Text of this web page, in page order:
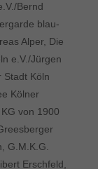
Bernd
blau-
Alper, Die
e.V./Jürgen
Stadt Köln
Kölner
von 1900
G.M.K.G.
Erschfeld,